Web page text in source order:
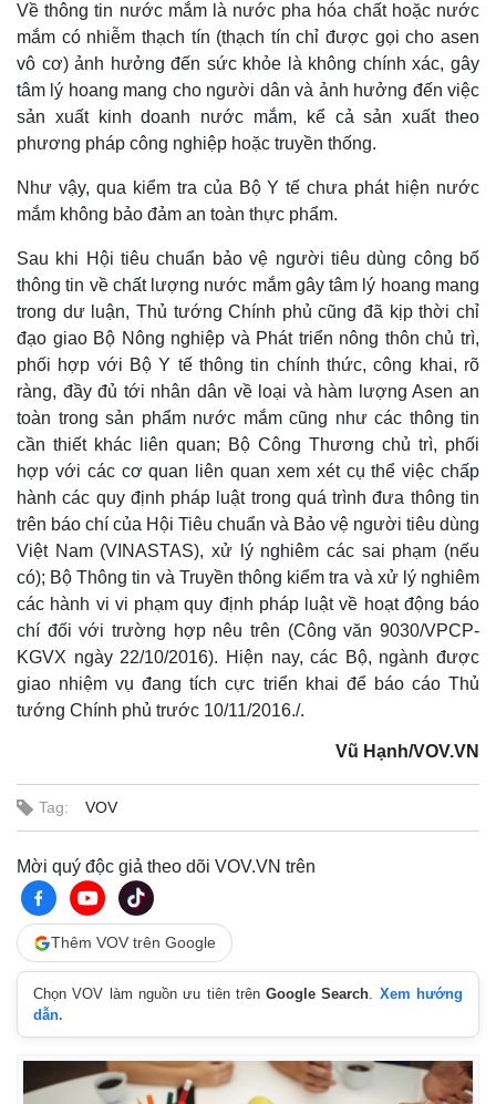
Kinh tế
Bất động sản
Khởi nghiệp
Thị trường
Giá vàng
Tiêu dùng
Tỷ giá
Chứng khoán
Giá cà phê
Về thông tin nước mắm là nước pha hóa chất hoặc nước
mắm có nhiễm thạch tín (thạch tín chỉ được gọi cho asen
vô cơ) ảnh hưởng đến sức khỏe là không chính xác, gây
tâm lý hoang mang cho người dân và ảnh hưởng đến việc
sản xuất kinh doanh nước mắm, kể cả sản xuất theo
phương pháp công nghiệp hoặc truyền thống.
Như vậy, qua kiểm tra của Bộ Y tế chưa phát hiện nước
mắm không bảo đảm an toàn thực phẩm.
Sau khi Hội tiêu chuẩn bảo vệ người tiêu dùng công bố
thông tin về chất lượng nước mắm gây tâm lý hoang mang
trong dư luận, Thủ tướng Chính phủ cũng đã kịp thời chỉ
đạo giao Bộ Nông nghiệp và Phát triển nông thôn chủ trì,
phối hợp với Bộ Y tế thông tin chính thức, công khai, rõ
ràng, đầy đủ tới nhân dân về loại và hàm lượng Asen an
toàn trong sản phẩm nước mắm cũng như các thông tin
cần thiết khác liên quan; Bộ Công Thương chủ trì, phối
hợp với các cơ quan liên quan xem xét cụ thể việc chấp
hành các quy định pháp luật trong quá trình đưa thông tin
trên báo chí của Hội Tiêu chuẩn và Bảo vệ người tiêu dùng
Việt Nam (VINASTAS), xử lý nghiêm các sai phạm (nếu
có); Bộ Thông tin và Truyền thông kiểm tra và xử lý nghiêm
các hành vi vi phạm quy định pháp luật về hoạt động báo
chí đối với trường hợp nêu trên (Công văn 9030/VPCP-
KGVX ngày 22/10/2016). Hiện nay, các Bộ, ngành được
giao nhiệm vụ đang tích cực triển khai để báo cáo Thủ
tướng Chính phủ trước 10/11/2016./.
Vũ Hạnh/VOV.VN
Tag: VOV
Mời quý độc giả theo dõi VOV.VN trên
Thêm VOV trên Google
Chọn VOV làm nguồn ưu tiên trênGoogle Search. Xem hướng
dẫn.